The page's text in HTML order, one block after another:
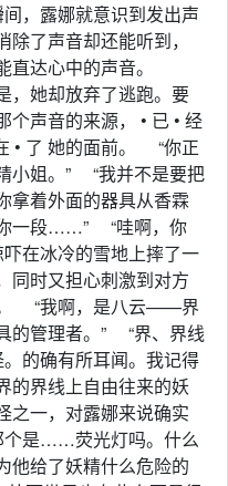
露娜就意识到发出声
了声音却还能听到，
能直达心中的声音。
，她却放弃了逃跑。要
声音的来源， • 已 • 经
在 • 了 她的面前。 “你正
小姐。” “我并不是要把
拿着外面的器具从香霖
你一段……” “哇啊，你
冰冷的雪地上摔了一
同时又担心刺激到对方
。 “我啊，是八云——界
的管理者。” “界、界线
确有所耳闻。我记得
的界线上自由往来的妖
之一，对露娜来说确实
是……荧光灯吗。什么
他给了妖精什么危险的